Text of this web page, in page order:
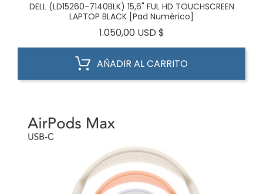
DELL (LD15260-7140BLK) 15,6" FUL HD TOUCHSCREEN
LAPTOP BLACK [Pad Numérico]
1.050,00 USD $
AÑADIR AL CARRITO